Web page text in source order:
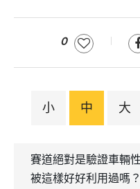
0
小 中 大
賽道絕對是驗證車輛
被這樣好好利用過嗎